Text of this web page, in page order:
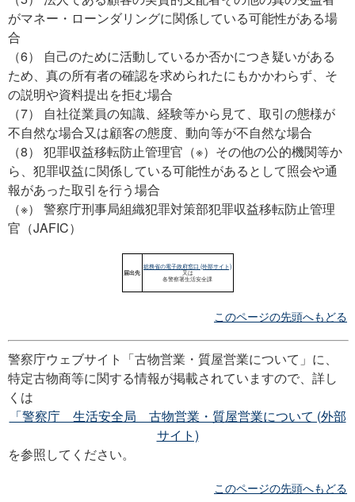
がマネー・ローンダリングに関係している可能性がある場
合
（6） 自己のために活動しているか否かにつき疑いがある
ため、真の所有者の確認を求められたにもかかわらず、そ
の説明や資料提出を拒む場合
（7） 自社従業員の知識、経験等から見て、取引の態様が
不自然な場合又は顧客の態度、動向等が不自然な場合
（8） 犯罪収益移転防止管理官（※）その他の公的機関等か
ら、犯罪収益に関係している可能性があるとして照会や通
報があった取引を行う場合
（※） 警察庁刑事局組織犯罪対策部犯罪収益移転防止管理
官（JAFIC）
このページの先頭へもどる
警察庁ウェブサイト「古物営業・質屋営業について」に、
特定古物商等に関する情報が掲載されていますので、詳し
くは
「警察庁 生活安全局 古物営業・質屋営業について (外部
サイト)
を参照してください。
このページの先頭へもどる